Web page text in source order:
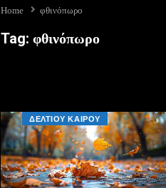
Home φθινόπωρο
Tag: φθινόπωρο
ΔΕΛΤΙΟΥ ΚΑΙΡΟΥ